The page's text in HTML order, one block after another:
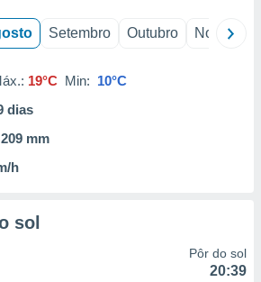
Setembro Outubro Novembro
19°C Min: 10°C
dias
209 mm
h
sol
Pôr do sol
20:39